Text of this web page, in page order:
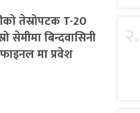
तेस्रोपटक T-20
सेमीमा बिन्दवासिनी
मा प्रवेश
२.